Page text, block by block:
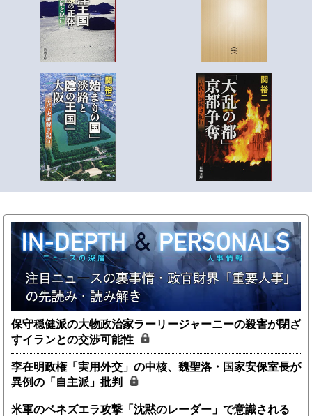
保守穏健派の大物政治家ラーリージャーニーの殺害が閉ざ
すイランとの交渉可能性
李在明政権「実用外交」の中核、魏聖洛・国家安保室長が
異例の「自主派」批判
米軍のベネズエラ攻撃「沈黙のレーダー」で意識される